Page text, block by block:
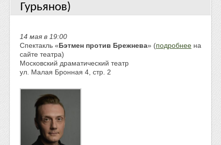
Гурьянов)
14 мая в 19:00
Спектакль «Бэтмен против Брежнева» (подробнее на
сайте театра)
Московский драматический театр
ул. Малая Бронная 4, стр. 2